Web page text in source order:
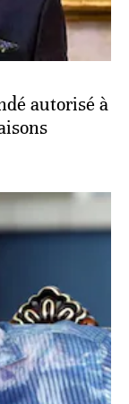
autorisé à